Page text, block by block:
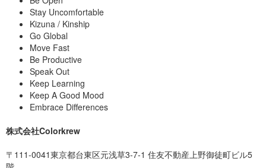
3日間で完結するデザインス
ますが、Gradleを使ったビルド周りだけは、antベースのADT
より確実に進化していると感じます。ASの話題ではないんです
けれども。
レイアウトにConstraintLayoutと
FlexboxLayoutが追加
一人前のデベロッパーとして、AS付属のレイアウトエディタに
なぞ頼らずxmlをガリガリ編集するのだ！ というか、エディタ
が使い物にならないので、それが唯一の選択肢だ！ ADT時代か
らその辺はまったく進歩しとらん！ というのが Androidアプリ
使えるものがでてくるようです。 その名もConstraintLayoutと
それをサポートするASのGUIエディタ。
ConstraintLayout
Stay Uncomfortable
Kizuna / Kinship
Go Global
Move Fast
Be Productive
Speak Out
Keep Learning
Keep A Good Mood
Embrace Differences
株式会社Colorkrew
〒111-0041東京都台東区元浅草3-7-1 住友不動産上野御徒町ビル5